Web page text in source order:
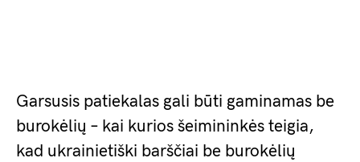
Garsusis patiekalas gali būti gaminamas be
burokėlių – kai kurios šeimininkės teigia,
kad ukrainietiški barščiai be burokėlių